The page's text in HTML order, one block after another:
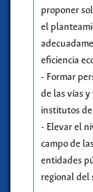
proponer
el
eficiencia
- Formar
de las vías
institutos
- Elevar el
campo de
entidades
regional del